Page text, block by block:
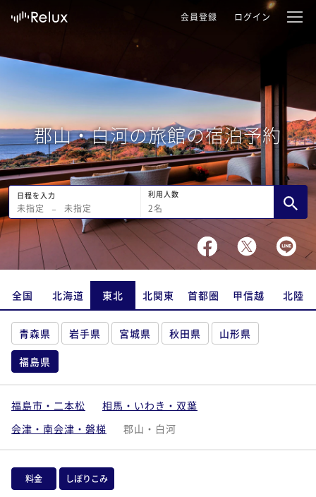
会員登録 ログイン
郡山・白河の旅館の宿泊予約
日程を入力
未指定 − 未指定
利用人数
2名
全国 北海道 東北 北関東 首都圏 甲信越 北陸
青森県 岩手県 宮城県 秋田県
山形県
福島県
福島市・二本松
相馬・いわき・双葉
会津・南会津・磐梯
郡山・白河
料金 しぼりこみ